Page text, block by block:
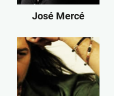
José Mercé